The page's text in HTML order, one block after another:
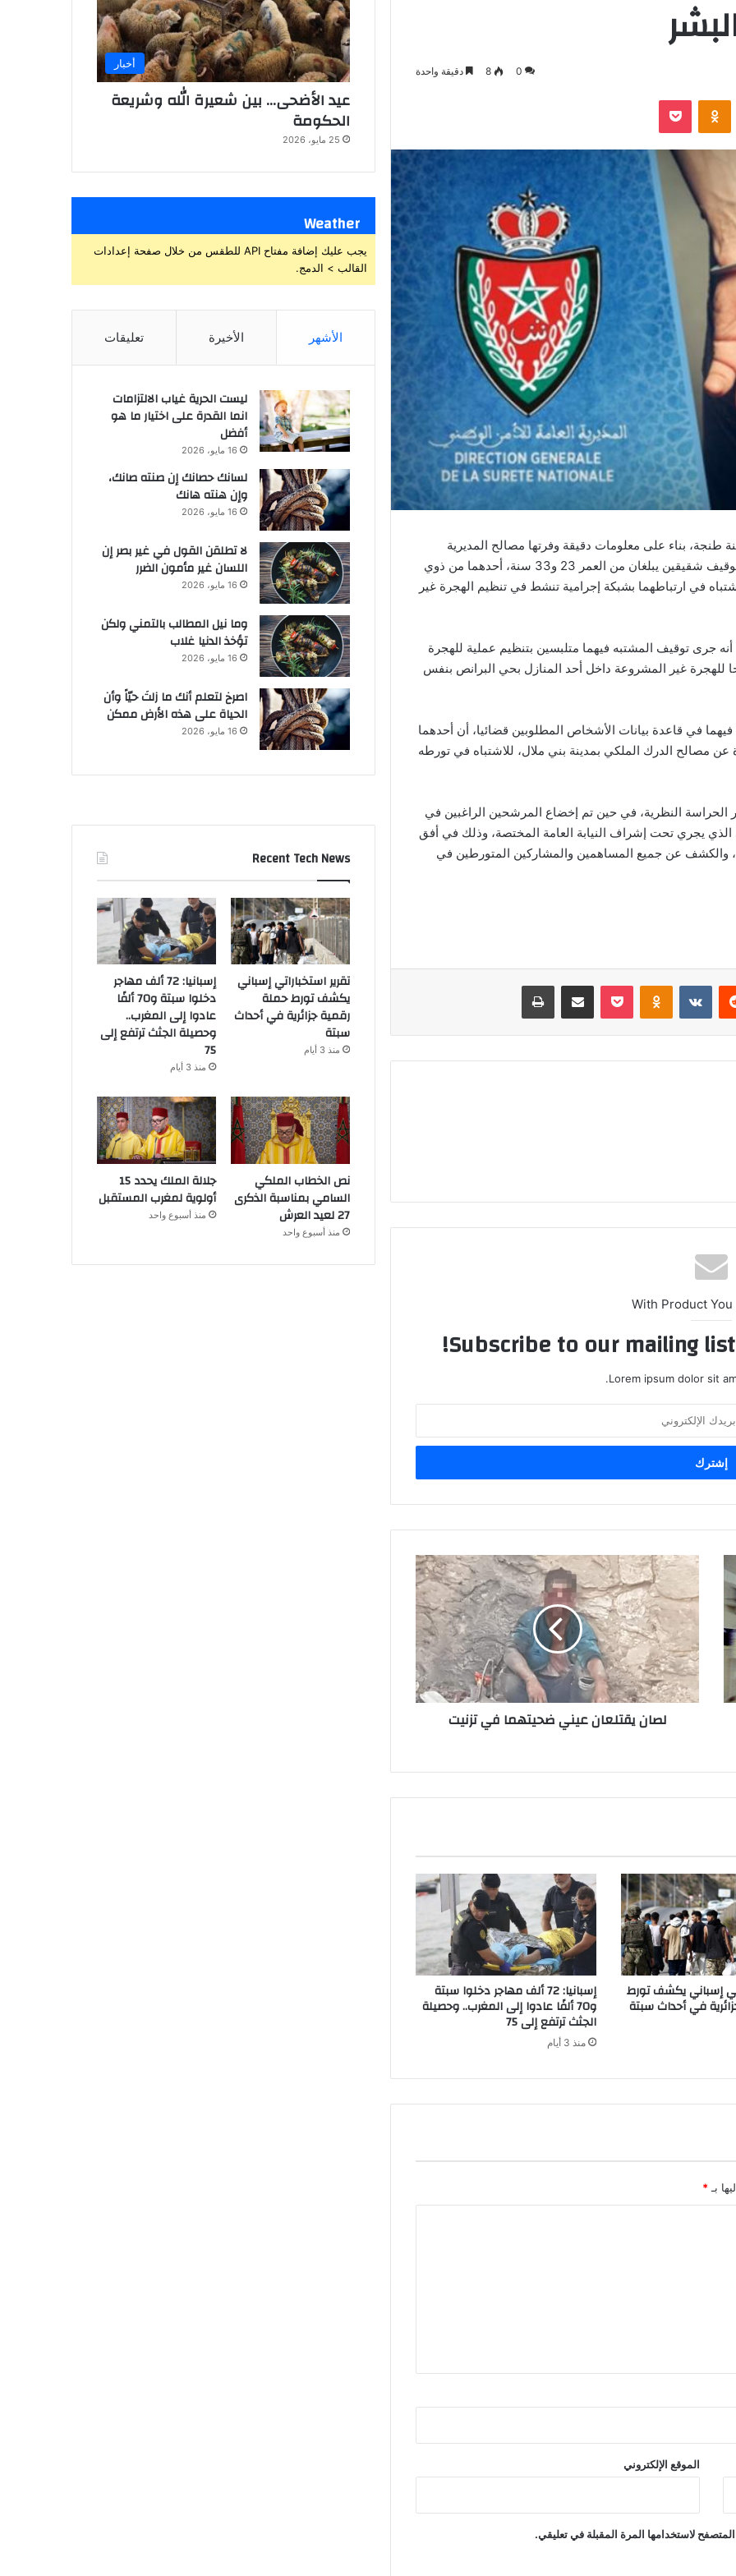
0
8 دقيقة واحدة
طنجة، بناء على معلومات دقيقة وفرتها مصالح المديرية
العامة لمراقبة التراب الوطني، يوم أمس الجمعة، من توقيف شقيقين يبلغان من العمر 23 و33 سنة، أحدهما من ذوي
في ارتباطهما بشبكة إجرامية تنشط في تنظيم الهجرة غير
أنه جرى توقيف المشتبه فيهما متلبسين بتنظيم عملية للهجرة
من مدينة طنجة، كما تم ضبط 14 مرشحا للهجرة غير المشروعة داخل أحد المنازل بحي البرانص بنفس
في قاعدة بيانات الأشخاص المطلوبين قضائيا، أن أحدهما
الدرك الملكي بمدينة بني ملال، للاشتباه في تورطه
الحراسة النظرية، في حين تم إخضاع المرشحين الراغبين في
يجري تحت إشراف النيابة العامة المختصة، وذلك في أفق
والكشف عن جميع المساهمين والمشاركين المتورطين في
With Product You
Subscribe to our mailing
Lorem ipsum dolor sit
ل
ص
ا
ق
ت
ل
ع
ي
ي
ت
ه
م
ا
ي
ت
ز
ن
لصان يقتلعان عيني ضحيتهما في تزنيت
إسباني يكشف تورط
في أحداث سبتة
إسبانيا: 72 ألف مهاجر دخلوا سبتة
و70 ألفًا عادوا إلى المغرب.. وحصيلة
الجثث ترتفع إلى 75
منذ 3 أيام
بـ *
الموقع الإلكتروني
لاستخدامها المرة المقبلة في تعليقي.
أخبار
عيد الأضحى… بين شعيرة الله وشريعة
الحكومة
25 مايو، 2026
Weather
يجب عليك إضافة مفتاح API للطقس من خلال صفحة إعدادات
القالب > الدمج.
الأشهر الأخيرة تعليقات
ليست الحرية غياب الالتزامات
انما القدرة على اختيار ما هو
أفضل
16 مايو، 2026
لسانك حصانك إن صنته صانك،
وإن هنته هانك
16 مايو، 2026
لا تطلقن القول في غير بصر إن
اللسان غير مأمون الضرر
16 مايو، 2026
وما نيل المطالب بالتمني ولكن
تؤخذ الدنيا غلاب
16 مايو، 2026
‫اصرخ لتعلم أنك ما زلتَ حيّاً وأن
الحياة على هذه الأرض ممكن
16 مايو، 2026
Recent Tech News
تقرير استخباراتي إسباني
يكشف تورط حملة
رقمية جزائرية في أحداث
سبتة
منذ 3 أيام
إسبانيا: 72 ألف مهاجر
دخلوا سبتة و70 ألفًا
عادوا إلى المغرب..
وحصيلة الجثث ترتفع إلى
75
منذ 3 أيام
نص الخطاب الملكي
السامي بمناسبة الذكرى
27 لعيد العرش
منذ أسبوع واحد
جلالة الملك يحدد 15
أولوية لمغرب المستقبل
منذ أسبوع واحد